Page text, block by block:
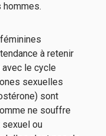
à retenir
avec le cycle
sexuelles
sont
ne souffre
ou